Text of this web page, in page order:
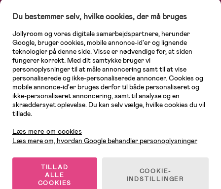
barnevogne, autostole, børne- og babytøj, produkter til gravide og ammende
mødre, indretning og inspiration, legetøj, babyudstyr og meget mere. Vi
tilbyder produkter fra velkendte varemærker som Britax, Maxi-Cosi, Baby
Jogger, BabyBjörn, Didriksons, KidKraft, Ergobaby, Phillips Avent, Neonate,
Cybex, LEGO og mange flere. Kort sagt - et kæmpe sortiment venter på dig!
© 2026 Jollyroom AB. Alle rettigheder forbeholdes.
Du bestemmer selv, hvilke cookies, der må bruges
Jollyroom og vores digitale samarbejdspartnere, herunder
Google, bruger cookies, mobile annonce-id'er og lignende
teknologier på denne side. Visse er nødvendige for, at siden
fungerer korrekt. Med dit samtykke bruger vi
personoplysninger til at måle annoncering samt til at vise
personaliserede og ikke-personaliserede annoncer. Cookies og
mobile annonce-id'er bruges derfor til både personaliseret og
ikke-personaliseret annoncering, samt til analyse og en
skræddersyet oplevelse. Du kan selv vælge, hvilke cookies du vil
tillade.
Læs mere om cookies
Læs mere om, hvordan Google behandler personoplysninger
TILLAD
ALLE
COOKIES
COOKIE-
INDSTILLINGER